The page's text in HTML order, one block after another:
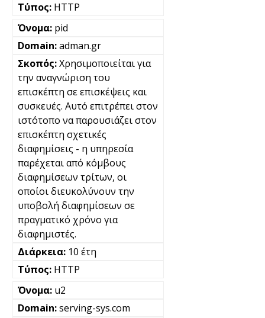
HTTP
pid
adman.gr
Χρησιμοποιείται για
την αναγνώριση του
επισκέπτη σε επισκέψεις και
συσκευές. Αυτό επιτρέπει στον
ιστότοπο να παρουσιάζει στον
επισκέπτη σχετικές
διαφημίσεις - η υπηρεσία
παρέχεται από κόμβους
διαφημίσεων τρίτων, οι
οποίοι διευκολύνουν την
υποβολή διαφημίσεων σε
πραγματικό χρόνο για
διαφημιστές.
10 έτη
HTTP
u2
serving-sys.com